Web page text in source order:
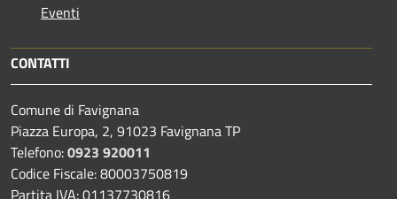
Eventi
CONTATTI
Comune di Favignana
Piazza Europa, 2, 91023 Favignana TP
Telefono:0923 920011
Codice Fiscale: 80003750819
Partita IVA: 01137730816